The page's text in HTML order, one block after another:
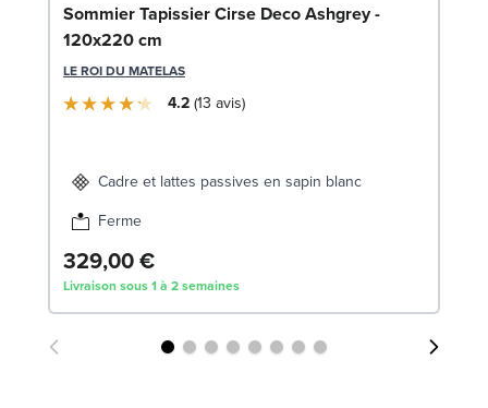
Sommier Tapissier Cirse Deco Ashgrey -
120x220 cm
LE ROI DU MATELAS
4.2 13 avis
Cadre et lattes passives en sapin blanc
Ferme
329,00 €
Livraison sous 1 à 2 semaines